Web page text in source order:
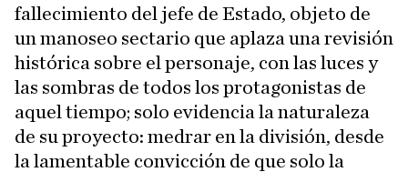
fallecimiento del jefe de Estado, objeto de
un manoseo sectario que aplaza una revisión
histórica sobre el personaje, con las luces y
las sombras de todos los protagonistas de
aquel tiempo; solo evidencia la naturaleza
de su proyecto: medrar en la división, desde
la lamentable convicción de que solo la